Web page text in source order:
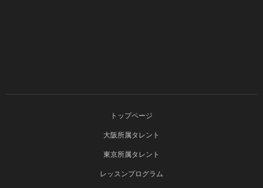
トップページ
大阪所属タレント
東京所属タレント
レッスンプログラム